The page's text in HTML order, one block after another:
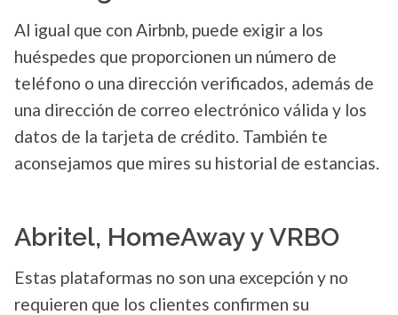
Al igual que con Airbnb, puede exigir a los
huéspedes que proporcionen un número de
teléfono o una dirección verificados, además de
una dirección de correo electrónico válida y los
datos de la tarjeta de crédito. También te
aconsejamos que mires su historial de estancias.
Abritel, HomeAway y VRBO
Estas plataformas no son una excepción y no
requieren que los clientes confirmen su